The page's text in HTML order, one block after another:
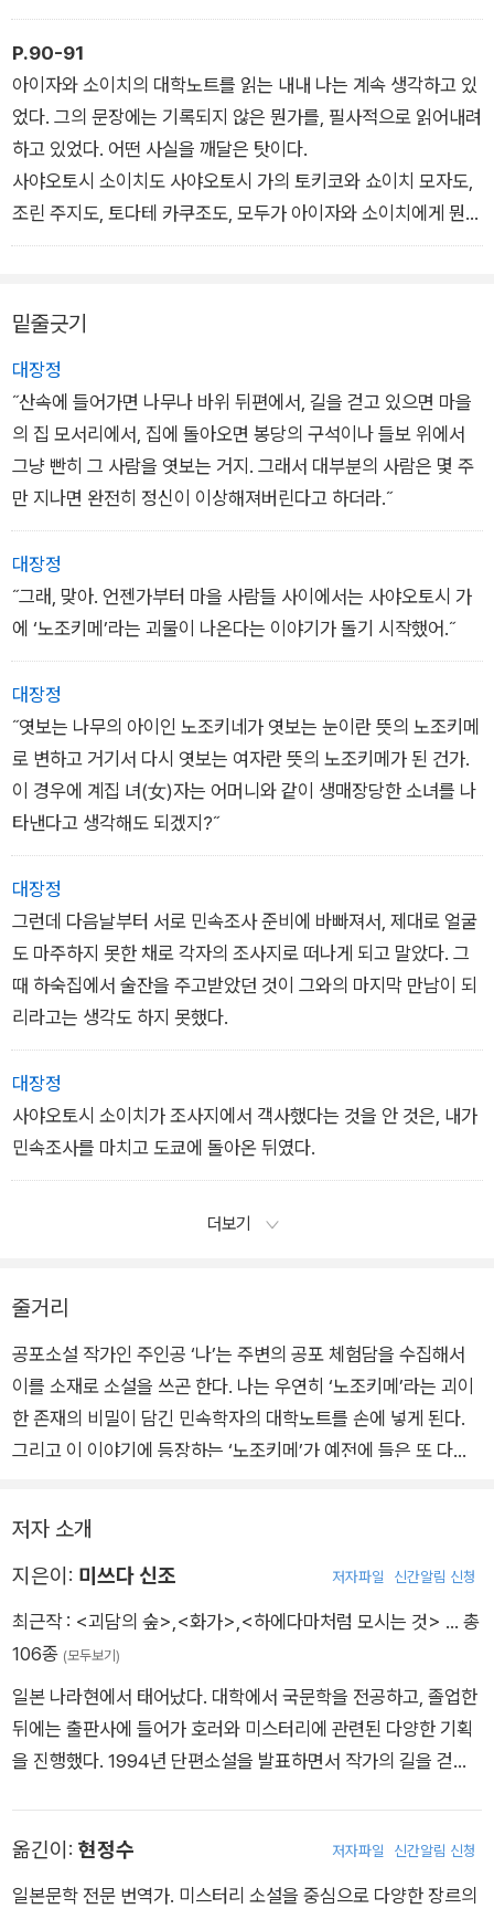
다.
“꺄악!”
거의 동시에 사이코도 비명을 질렀는데, 그녀는 저택 부엌문 쪽으
로 눈길을 주고 있다.
_<엿보는 저택의 괴이> 중에서
자신이 뭘 하고 있는지 깨닫자마자, 술기운이 확 깨는 것과 동시
에 얼굴에서 핏기가 싹 가시는 것을 알 수 있었다.
‘나를 부르고 있는 건가…….’
_<종말 저택의 흉사> 중에서
P.90-91
아이자와 소이치의 대학노트를 읽는 내내 나는 계속 생각하고 있
었다. 그의 문장에는 기록되지 않은 뭔가를, 필사적으로 읽어내려
하고 있었다. 어떤 사실을 깨달은 탓이다.
사야오토시 소이치도 사야오토시 가의 토키코와 쇼이치 모자도,
조린 주지도, 토다테 카쿠조도, 모두가 아이자와 소이치에게 뭔가
를 전하려고 했다. 마치 중대한 비밀을 몰래 밝히려는 듯이, 다섯
확실히 있다. 다만 대화의 흐름이 바뀌거나, 어떤 방해가 들어오
거나 본인이 망설인 탓에 아무도 입 밖에 내지는 않았다. 그러면
이 정도로 많은 사람들이 밝히려고 했던 비밀이란 대체 무엇이었
을까.
_<종장> 중에서
밑줄긋기
대장정
˝산속에 들어가면 나무나 바위 뒤편에서, 길을 걷고 있으면 마을
의 집 모서리에서, 집에 돌아오면 봉당의 구석이나 들보 위에서
그냥 빤히 그 사람을 엿보는 거지. 그래서 대부분의 사람은 몇 주
만 지나면 완전히 정신이 이상해져버린다고 하더라.˝
대장정
˝그래, 맞아. 언젠가부터 마을 사람들 사이에서는 사야오토시 가
에 ‘노조키메’라는 괴물이 나온다는 이야기가 돌기 시작했어.˝
대장정
˝엿보는 나무의 아이인 노조키네가 엿보는 눈이란 뜻의 노조키메
로 변하고 거기서 다시 엿보는 여자란 뜻의 노조키메가 된 건가.
이 경우에 계집 녀(女)자는 어머니와 같이 생매장당한 소녀를 나
타낸다고 생각해도 되겠지?˝
대장정
그런데 다음날부터 서로 민속조사 준비에 바빠져서, 제대로 얼굴
도 마주하지 못한 채로 각자의 조사지로 떠나게 되고 말았다. 그
때 하숙집에서 술잔을 주고받았던 것이 그와의 마지막 만남이 되
리라고는 생각도 하지 못했다.
대장정
사야오토시 소이치가 조사지에서 객사했다는 것을 안 것은, 내가
민속조사를 마치고 도쿄에 돌아온 뒤였다.
더보기
줄거리
공포소설 작가인 주인공 ‘나’는 주변의 공포 체험담을 수집해서
이를 소재로 소설을 쓰곤 한다. 나는 우연히 ‘노조키메’라는 괴이
한 존재의 비밀이 담긴 민속학자의 대학노트를 손에 넣게 된다.
그리고 이 이야기에 등장하는 ‘노조키메’가 예전에 들은 또 다른
방울소리를 따라간 리조트 아르바이트생의 기괴한 경험과 의문
의 죽음을 다룬 <엿보는 저택의 괴이>. 순례자 모녀의 잔인한 죽
음과 저주로 인해 벌어지는 한 가문의 몰락을 다룬 <종말 저택의
흉사>. 두 이야기 속에 모두 등장하는 엿보는 시선의 정체는 무
엇일까? ‘나’는 독자들에게 두 이야기를 나란히 들려주면서 ‘노조
저자 소개
지은이: 미쓰다 신조 저자파일 신간알림 신청
최근작 : <괴담의 숲> <화가> <하에다마처럼 모시는 것> … 총
106종 (모두보기)
일본 나라현에서 태어났다. 대학에서 국문학을 전공하고, 졸업한
뒤에는 출판사에 들어가 호러와 미스터리에 관련된 다양한 기획
을 진행했다. 1994년 단편소설을 발표하면서 작가의 길을 걷기
미스터리와 호러의 절묘한 융합, 특히 본격추리 에 토속적인 괴담
을 덧씌운 독자적인 작품세계를 구축하며 자신만의 독특한 작품
옮긴이: 현정수 저자파일 신간알림 신청
일본문학 전문 번역가. 미스터리 소설을 중심으로 다양한 장르의